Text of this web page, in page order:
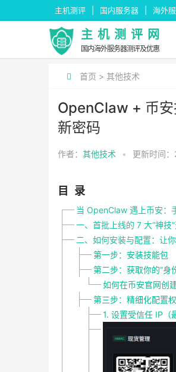
主机测评 国内服务器 海外
主机测评网
国内海外服务器测评及优惠
首页 > 其他技术
OpenClaw + 币
新密码
作者： 其他技术 • 更新时间
目录
当 OpenClaw 遇上币安：
一、首批上线的 7 大“神技
二、如何安装与配置：让
第一步：安装技能包
第二步：获取你的“
如何在币安官网创
第三步：精细化配置
1. 设置受信任 IP（